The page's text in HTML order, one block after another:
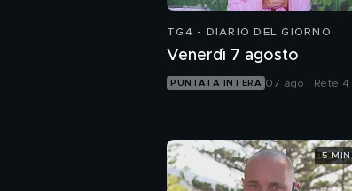
TG4 - DIARIO DEL GIORNO
Venerdì 7 agosto
PUNTATA INTERA 07 ago | Rete 4
5 MIN